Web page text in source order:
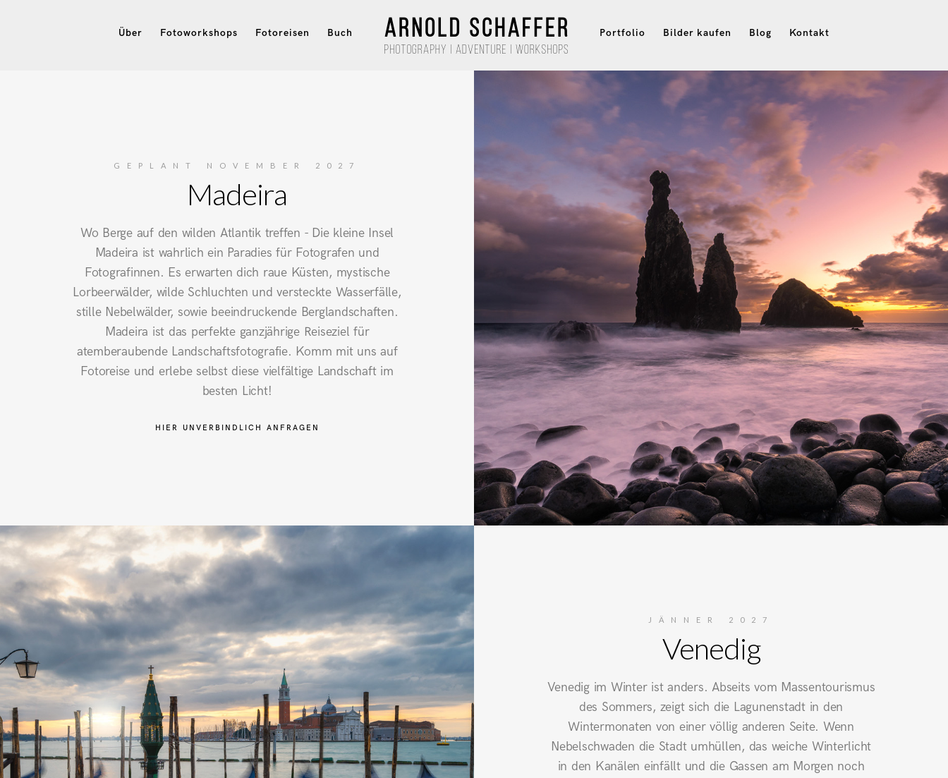
Über Fotoworkshops Fotoreisen Buch Portfolio Bilder kaufen Blog Kontakt
GEPLANT NOVEMBER 2027
Madeira
Wo Berge auf den wilden Atlantik treffen - Die kleine Insel
Madeira ist wahrlich ein Paradies für Fotografen und
Fotografinnen. Es erwarten dich raue Küsten, mystische
Lorbeerwälder, wilde Schluchten und versteckte Wasserfälle,
stille Nebelwälder, sowie beeindruckende Berglandschaften.
Madeira ist das perfekte ganzjährige Reiseziel für
atemberaubende Landschaftsfotografie. Komm mit uns auf
Fotoreise und erlebe selbst diese vielfältige Landschaft im
besten Licht!
HIER UNVERBINDLICH ANFRAGEN
JÄNNER 2027
Venedig
Venedig im Winter ist anders. Abseits vom Massentourismus
des Sommers, zeigt sich die Lagunenstadt in den
Wintermonaten von einer völlig anderen Seite. Wenn
Nebelschwaden die Stadt umhüllen, das weiche Winterlicht
in den Kanälen einfällt und die Gassen am Morgen noch